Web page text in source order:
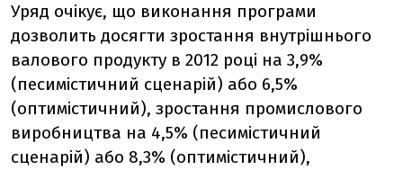
Уряд очікує, що виконання програми
дозволить досягти зростання внутрішнього
валового продукту в 2012 році на 3,9%
(песимістичний сценарій) або 6,5%
(оптимістичний), зростання промислового
виробництва на 4,5% (песимістичний
сценарій) або 8,3% (оптимістичний),